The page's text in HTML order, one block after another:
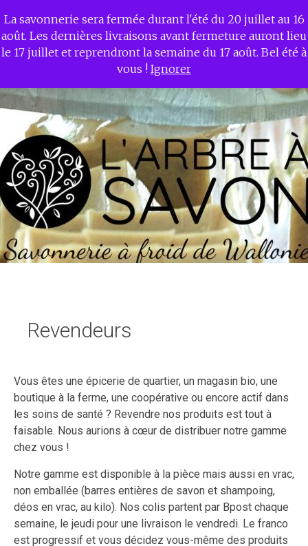
La savonnerie sera fermée durant l'été du 20 juillet au 16
août. Les dernières livraisons avant fermeture auront lieu
le 17 juillet et reprendront la semaine du 17 août. Bel été à
vous ! Ignorer
L'ARBRE A SAVON –
Savonnerie à froid de
Revendeurs
Vous êtes une épicerie de quartier, un magasin bio, une
boutique à la ferme, une coopérative ou encore actif dans
les soins de santé ? Revendre nos produits est tout à
faisable. Nous aurions à cœur de distribuer notre gamme
chez vous !
Notre gamme est disponible à la pièce mais aussi en vrac,
non emballée (barres entières de savon et shampoing,
déos en vrac, au kilo). Nos colis partent par Bpost chaque
semaine, le jeudi pour une livraison le vendredi. Le franco
est progressif et vous décidez vous-même des produits